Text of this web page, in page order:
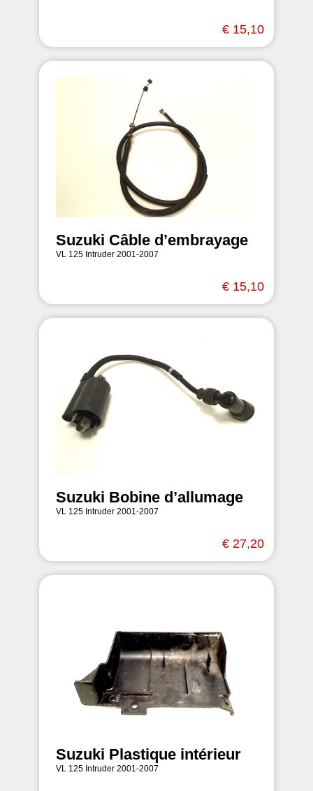
€ 15,10
Suzuki Câble d’embrayage
VL 125 Intruder 2001-2007
€ 15,10
Suzuki Bobine d’allumage
VL 125 Intruder 2001-2007
€ 27,20
Suzuki Plastique intérieur
VL 125 Intruder 2001-2007